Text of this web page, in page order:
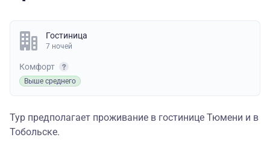
Гостиница
7 ночей
Комфорт
Выше среднего
Тур предполагает проживание в гостинице Тюмени и в
Тобольске.